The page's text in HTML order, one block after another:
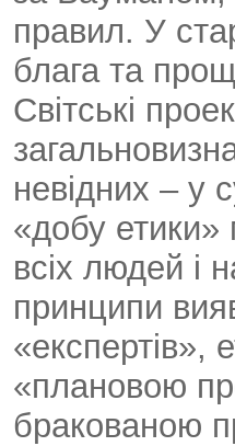
правил. У
блага та
Світські
невідних – у
«добу етики»
всіх людей і
принципи
«експертів»,
«плановою
бракованою